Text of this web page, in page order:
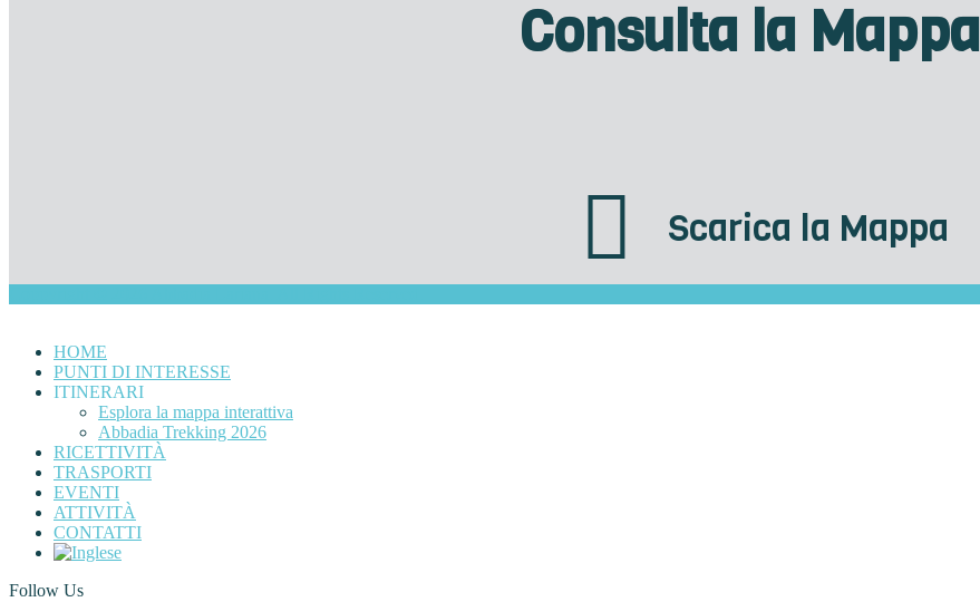
Consulta la Mappa
Scarica la Mappa
HOME
PUNTI DI INTERESSE
ITINERARI
Esplora la mappa interattiva
Abbadia Trekking 2026
RICETTIVITÀ
TRASPORTI
EVENTI
ATTIVITÀ
CONTATTI
Follow Us